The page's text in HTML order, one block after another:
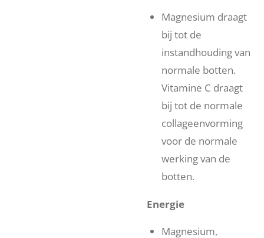
Magnesium draagt
bij tot de
instandhouding van
normale botten.
Vitamine C draagt
bij tot de normale
collageenvorming
voor de normale
werking van de
botten.
Energie
Magnesium,